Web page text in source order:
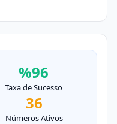
%96
Taxa de Sucesso
36
Números Ativos